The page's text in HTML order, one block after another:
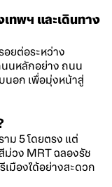
ทพฯ และเดินทาง
ยต่อระหว่าง
นนหลักอย่าง ถนน
นอก เพื่อมุ่งหน้าสู่
าม 5โดยตรง แต่
ม่วง MRT ฉลองรัช
มืองได้อย่างสะดวก